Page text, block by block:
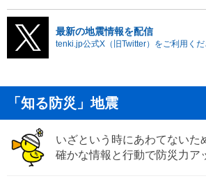
最新の地震情報を配信
tenki.jp公式X（旧Twitter）をご利用くだ
「知る防災」地震
いざという時にあわてないた
確かな情報と行動で防災力ア